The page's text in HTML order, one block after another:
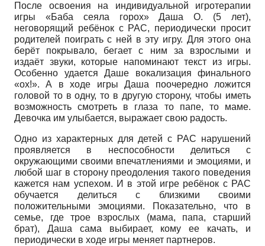
После освоения на индивидуальной игротерапии
игры «Баба сеяла горох» Даша О. (5 лет),
неговорящий ребёнок с РАС, периодически просит
родителей поиграть с ней в эту игру. Для этого она
берёт покрывало, бегает с ним за взрослыми и
издаёт звуки, которые напоминают текст из игры.
Особенно удается Даше вокализация финального
«ох!». А в ходе игры Даша поочередно ложится
головой то в одну, то в другую сторону, чтобы иметь
возможность смотреть в глаза то папе, то маме.
Девочка им улыбается, выражает свою радость.
Одно из характерных для детей с РАС нарушений
проявляется в неспособности делиться с
окружающими своими впечатлениями и эмоциями, и
любой шаг в сторону преодоления такого поведения
кажется нам успехом. И в этой игре ребёнок с РАС
обучается делиться с близкими своими
положительными эмоциями. Показательно, что в
семье, где трое взрослых (мама, папа, старший
брат), Даша сама выбирает, кому ее качать, и
периодически в ходе игры меняет партнеров.